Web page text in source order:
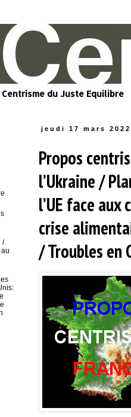
Centrisme du Juste Equilibre
jeudi 17 mars 2022
Propos
l’Ukraine /
l’UE face aux
crise
/ Troubles en
/